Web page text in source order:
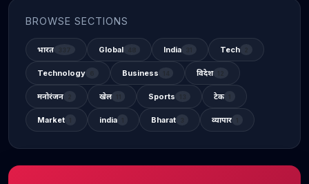
BROWSE SECTIONS
भारत Global India Tech
Technology Business विदेश
मनोरंजन खेल Sports टेक
Market india Bharat व्यापार